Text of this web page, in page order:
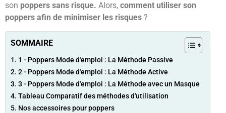
son poppers sans risque. Alors, comment utiliser son
poppers afin de minimiser les risques ?
SOMMAIRE
1 - Poppers Mode d'emploi : La Méthode Passive
2 - Poppers Mode d'emploi : La Méthode Active
3 - Poppers Mode d'emploi : La Méthode avec un Masque
Tableau Comparatif des méthodes d'utilisation
Nos accessoires pour poppers